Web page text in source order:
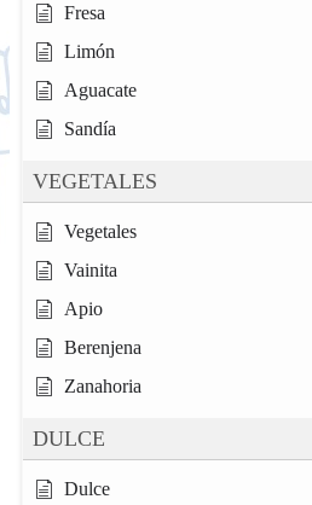
Fresa
Limón
Aguacate
Sandía
VEGETALES
Vegetales
Vainita
Apio
Berenjena
Zanahoria
DULCE
Dulce